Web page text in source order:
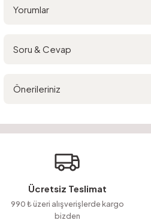
Yorumlar
Soru & Cevap
Soru Sor
Önerileriniz
Görüş ve önerileriniz için teşekkür ederiz.
Ürün resmi kalitesiz, bozuk veya
Ürün açıklamasında eksik bilgiler
Ürün bilgilerinde hatalar bulunuyor.
Ücretsiz Teslimat
990 ₺ üzeri alışverişlerde kargo
bizden